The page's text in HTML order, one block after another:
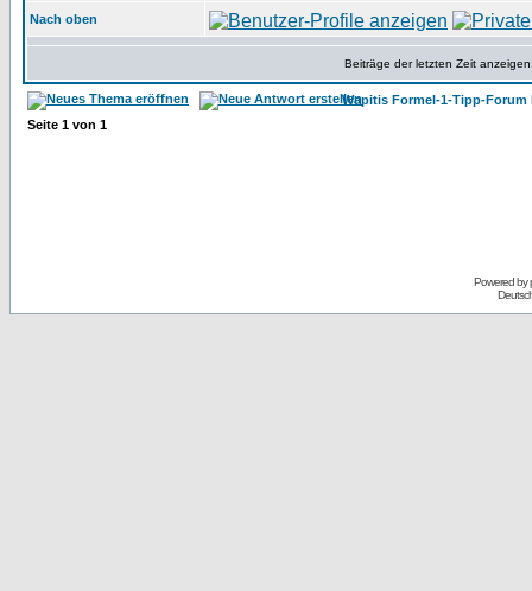
Nach oben
Beiträge der letzten Zeit
Wapitis Formel-1-Tipp-Forum
Seite 1 von 1
Powered by